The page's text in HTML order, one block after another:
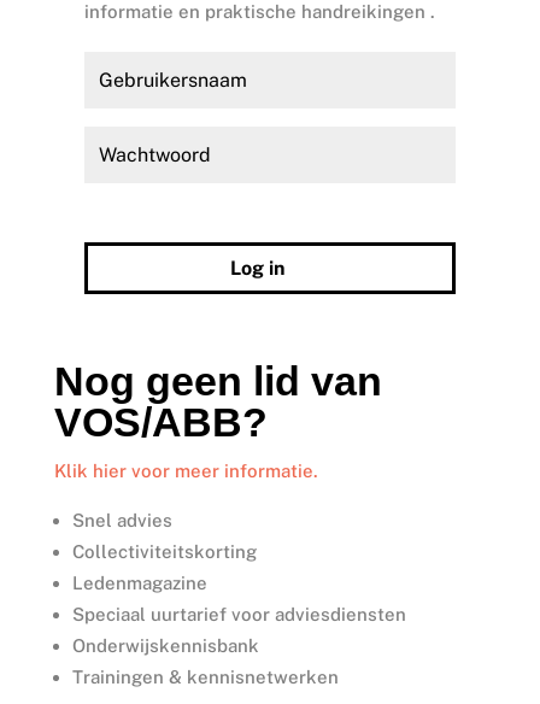
informatie en praktische handreikingen .
Log in
Nog geen lid van
VOS/ABB?
Klik hier voor meer informatie.
Snel advies
Collectiviteitskorting
Ledenmagazine
Speciaal uurtarief voor adviesdiensten
Onderwijskennisbank
Trainingen & kennisnetwerken